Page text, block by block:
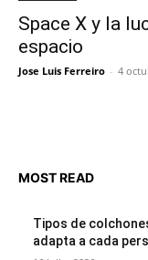
Space X y la
espacio
Jose Luis Ferreiro - 4
MOST READ
Tipos de
adapta a cada